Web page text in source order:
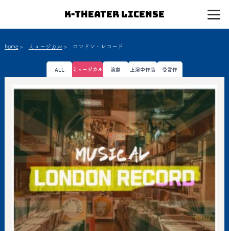
K-Theater License
home> ミュージカル> ロンドン・レコード
ALL ミュージカル 演劇 上演中作品 受賞作